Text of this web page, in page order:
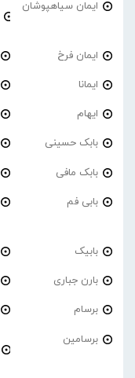
ایمان سیاهپوشان
ایمان فرخ
ایمانا
ایهام
بابک حسینی
بابک مافی
بابی فم
بابیک
بارن جباری
برسام
برسامین